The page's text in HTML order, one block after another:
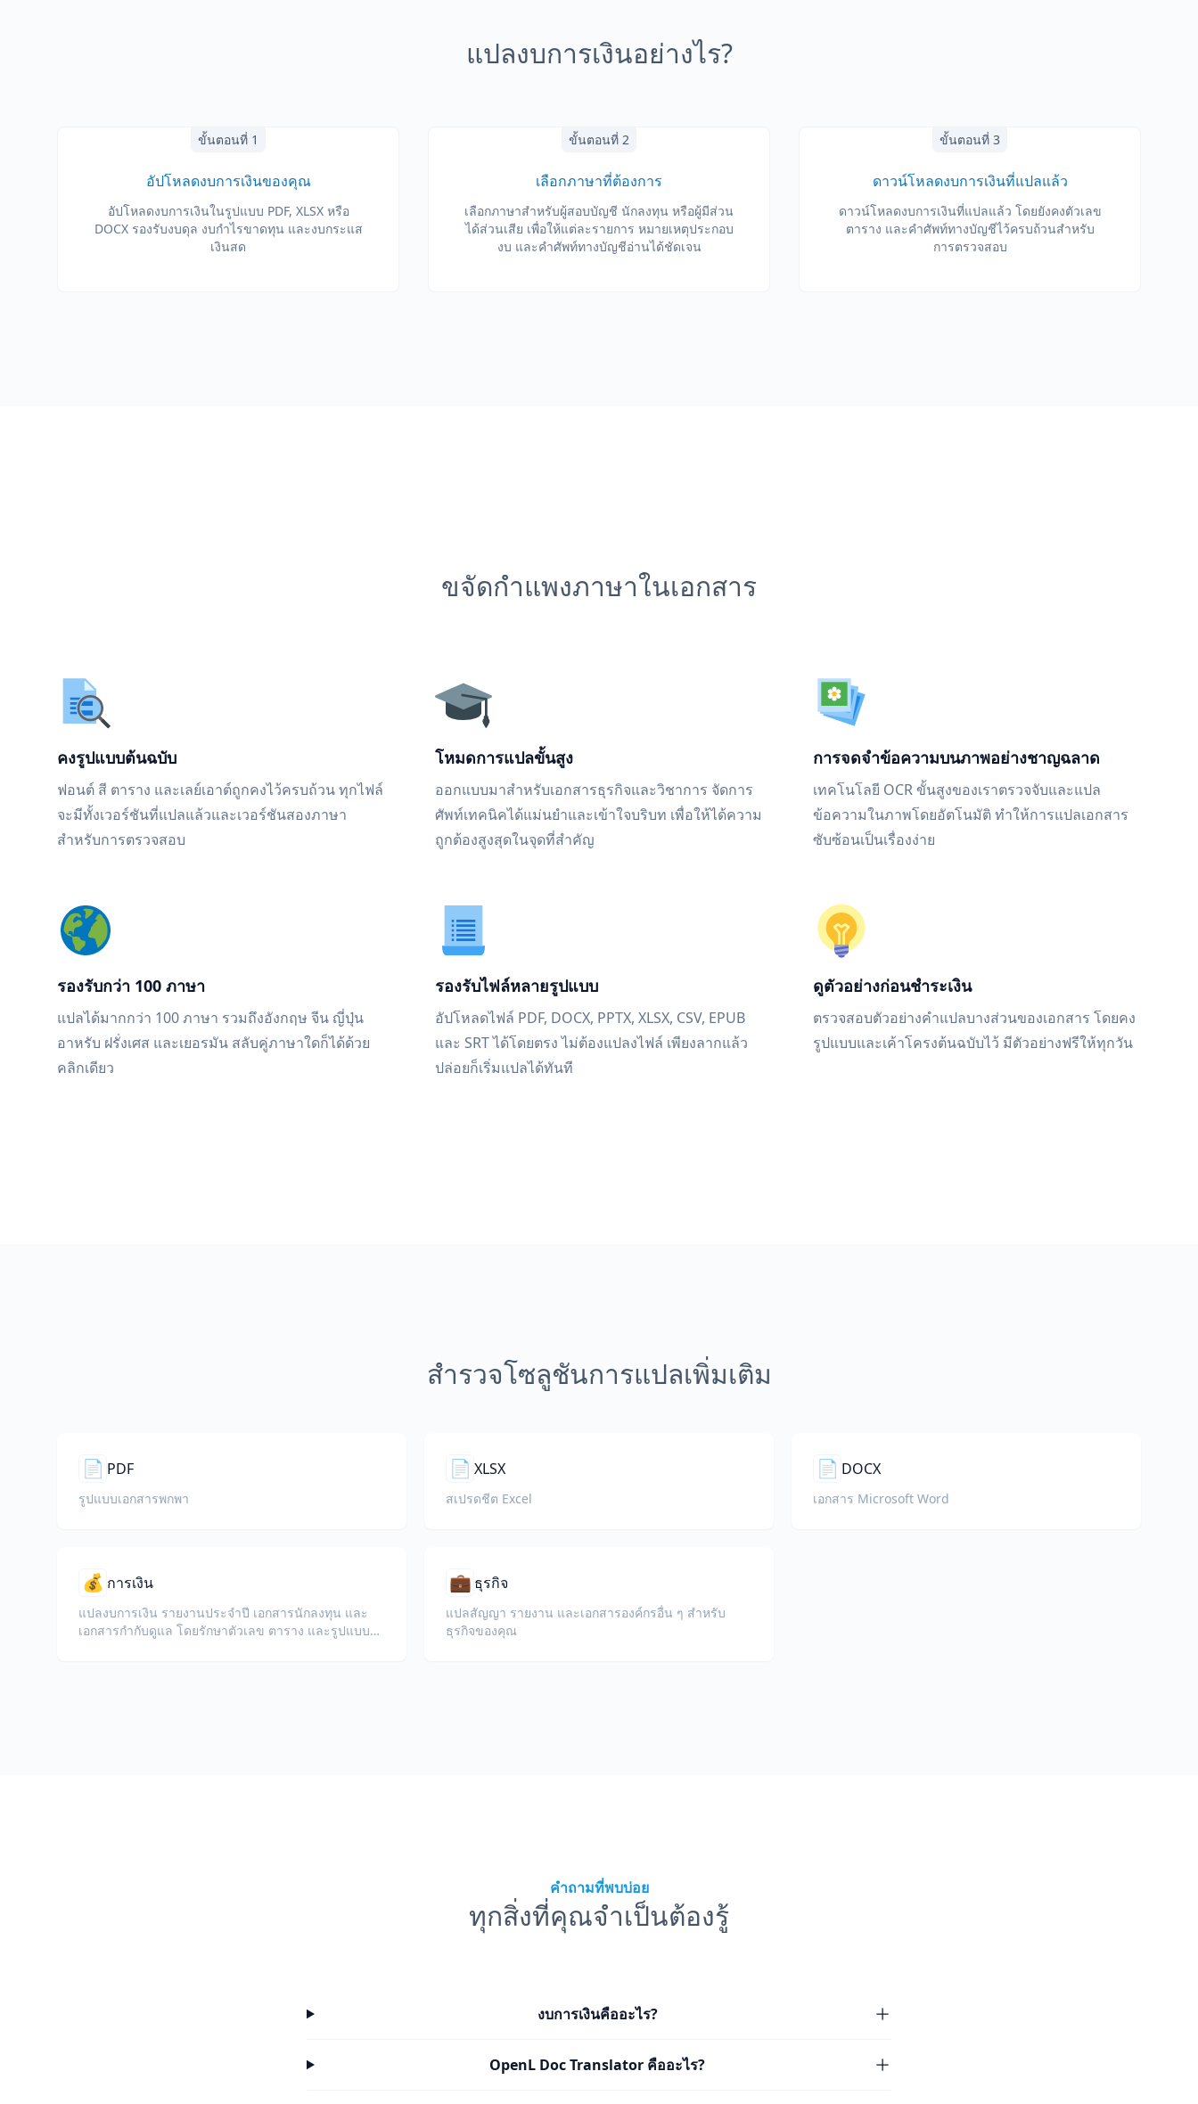
แปลงบการเงินอย่างไร?
ขั้นตอนที่ 1
อัปโหลดงบการเงินของคุณ
อัปโหลดงบการเงินในรูปแบบ PDF, XLSX หรือ
DOCX รองรับงบดุล งบกำไรขาดทุน และงบกระแส
เงินสด
ขั้นตอนที่ 2
เลือกภาษาที่ต้องการ
เลือกภาษาสำหรับผู้สอบบัญชี นักลงทุน หรือผู้มีส่วน
ได้ส่วนเสีย เพื่อให้แต่ละรายการ หมายเหตุประกอบ
งบ และคำศัพท์ทางบัญชีอ่านได้ชัดเจน
ขั้นตอนที่ 3
ดาวน์โหลดงบการเงินที่แปลแล้ว
ดาวน์โหลดงบการเงินที่แปลแล้ว โดยยังคงตัวเลข
ตาราง และคำศัพท์ทางบัญชีไว้ครบถ้วนสำหรับ
การตรวจสอบ
ขจัดกำแพงภาษาในเอกสาร
คงรูปแบบต้นฉบับ
ฟอนต์ สี ตาราง และเลย์เอาต์ถูกคงไว้ครบถ้วน ทุกไฟล์
จะมีทั้งเวอร์ชันที่แปลแล้วและเวอร์ชันสองภาษา
สำหรับการตรวจสอบ
โหมดการแปลขั้นสูง
ออกแบบมาสำหรับเอกสารธุรกิจและวิชาการ จัดการ
ศัพท์เทคนิคได้แม่นยำและเข้าใจบริบท เพื่อให้ได้ความ
ถูกต้องสูงสุดในจุดที่สำคัญ
การจดจำข้อความบนภาพอย่างชาญฉลาด
เทคโนโลยี OCR ขั้นสูงของเราตรวจจับและแปล
ข้อความในภาพโดยอัตโนมัติ ทำให้การแปลเอกสาร
ซับซ้อนเป็นเรื่องง่าย
รองรับกว่า 100 ภาษา
แปลได้มากกว่า 100 ภาษา รวมถึงอังกฤษ จีน ญี่ปุ่น
อาหรับ ฝรั่งเศส และเยอรมัน สลับคู่ภาษาใดก็ได้ด้วย
คลิกเดียว
รองรับไฟล์หลายรูปแบบ
อัปโหลดไฟล์ PDF, DOCX, PPTX, XLSX, CSV, EPUB
และ SRT ได้โดยตรง ไม่ต้องแปลงไฟล์ เพียงลากแล้ว
ปล่อยก็เริ่มแปลได้ทันที
ดูตัวอย่างก่อนชำระเงิน
ตรวจสอบตัวอย่างคำแปลบางส่วนของเอกสาร โดยคง
รูปแบบและเค้าโครงต้นฉบับไว้ มีตัวอย่างฟรีให้ทุกวัน
สำรวจโซลูชันการแปลเพิ่มเติม
📄 PDF
รูปแบบเอกสารพกพา
📄 XLSX
สเปรดชีต Excel
📄 DOCX
เอกสาร Microsoft Word
💰 การเงิน
แปลงบการเงิน รายงานประจำปี เอกสารนักลงทุน และ
เอกสารกำกับดูแล โดยรักษาตัวเลข ตาราง และรูปแบบ
💼 ธุรกิจ
แปลสัญญา รายงาน และเอกสารองค์กรอื่น ๆ สำหรับ
ธุรกิจของคุณ
คำถามที่พบบ่อย
ทุกสิ่งที่คุณจำเป็นต้องรู้
งบการเงินคืออะไร?
OpenL Doc Translator คืออะไร?